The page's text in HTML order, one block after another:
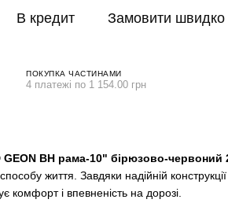
В кредит Замовити швидко
ПОКУПКА ЧАСТИНАМИ
4 платежі по 1 154.00 грн
GEON BH рама-10" бірюзово-червоний
життя. Завдяки надійній
комфорт і впевненість на дорозі.